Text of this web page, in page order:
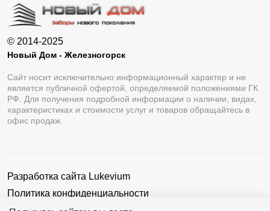
© 2014-2025
Новый Дом - Железногорск
Сайт носит исключительно информационный характер и не
является публичной офертой, определяемой положениями ГК
РФ. Для получения подробной информации о наличии, видах,
характеристиках и стоимости услуг и товаров обращайтесь в
офис продаж.
Разработка сайта Lukevium
Политика конфиденциальности
Пользовательское соглашение